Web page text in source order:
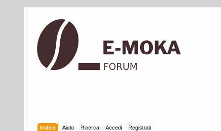
Indice Aiuto Ricerca Accedi Registrati